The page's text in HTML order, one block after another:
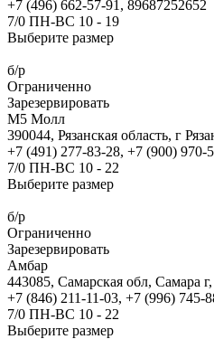
+7 (496) 662-57-91, 89687252652
7/0 ПН-ВС 10 - 19
Выберите размер
б/р
Ограниченно
Зарезервировать
М5 Молл
390044, Рязанская область, г
+7 (491) 277-83-28, +7 (900) 970-
7/0 ПН-ВС 10 - 22
Выберите размер
б/р
Ограниченно
Зарезервировать
Амбар
443085, Самарская обл, Самара
+7 (846) 211-11-03, +7 (996) 745-
7/0 ПН-ВС 10 - 22
Выберите размер